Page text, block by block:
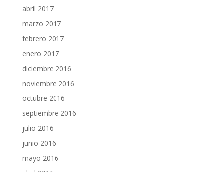
abril 2017
marzo 2017
febrero 2017
enero 2017
diciembre 2016
noviembre 2016
octubre 2016
septiembre 2016
julio 2016
junio 2016
mayo 2016